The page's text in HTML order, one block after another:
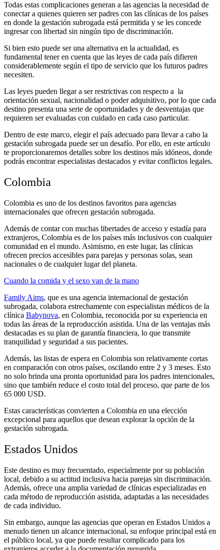
Todas estas complicaciones generan a las agencias la necesidad de
conectar a quienes quieren ser padres con las clínicas de los países
en donde la gestación subrogada está permitida y se les concede
ingresar con libertad sin ningún tipo de discriminación.
Si bien esto puede ser una alternativa en la actualidad, es
fundamental tener en cuenta que las leyes de cada país difieren
considerablemente según el tipo de servicio que los futuros padres
necesiten.
Las leyes pueden llegar a ser restrictivas con respecto a la
orientación sexual, nacionalidad o poder adquisitivo, por lo que cada
destino presenta una serie de oportunidades y de desventajas que
requieren ser evaluadas con cuidado en cada caso particular.
Dentro de este marco, elegir el país adecuado para llevar a cabo la
gestación subrogada puede ser un desafío. Por ello, en este artículo
te proporcionaremos detalles sobre los destinos más idóneos, donde
podrás encontrar especialistas destacados y evitar conflictos legales.
Colombia
Colombia es uno de los destinos favoritos para agencias
internacionales que ofrecen gestación subrogada.
Además de contar con muchas libertades de acceso y estadía para
extranjeros, Colombia es de los países más inclusivos con cualquier
comunidad en el mundo. Asimismo, en este lugar, las clínicas
ofrecen precios accesibles para parejas y personas solas, sean
nacionales o de cualquier lugar del planeta.
Cuando la comida y el sexo van de la mano
Family Aims, que es una agencia internacional de gestación
subrogada, colabora estrechamente con especialistas médicos de la
clínica Babynova, en Colombia, reconocida por su experiencia en
todas las áreas de la reproducción asistida. Una de las ventajas más
destacadas es su plan de garantía financiera, lo que transmite
tranquilidad y seguridad a sus pacientes.
Además, las listas de espera en Colombia son relativamente cortas
en comparación con otros países, oscilando entre 2 y 3 meses. Esto
no solo brinda una pronta oportunidad para los padres intencionales,
sino que también reduce el costo total del proceso, que parte de los
65 000 USD.
Estas características convierten a Colombia en una elección
excepcional para aquellos que desean explorar la opción de la
gestación subrogada.
Estados Unidos
Este destino es muy frecuentado, especialmente por su población
local, debido a su actitud inclusiva hacia parejas sin discriminación.
Además, ofrece una amplia variedad de clínicas especializadas en
cada método de reproducción asistida, adaptadas a las necesidades
de cada individuo.
Sin embargo, aunque las agencias que operan en Estados Unidos a
menudo tienen un alcance internacional, su enfoque principal está en
el público local, ya que puede resultar complicado para los